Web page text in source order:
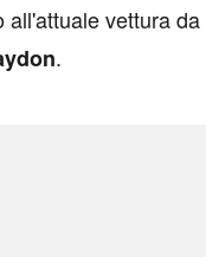
all'attuale vettura
.